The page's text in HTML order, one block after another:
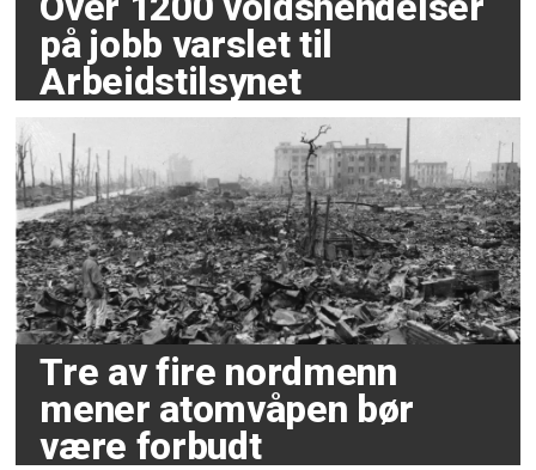
på jobb varslet til
Arbeidstilsynet
Tre av fire nordmenn
mener atomvåpen bør
være forbudt